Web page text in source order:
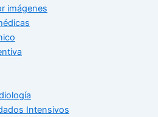
imágenes
Intensivos